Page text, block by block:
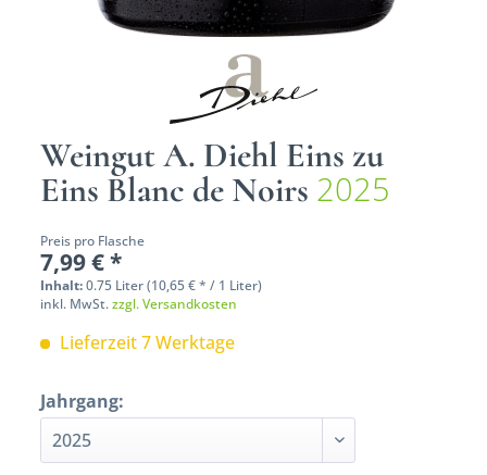
Weingut A. Diehl Eins zu
Eins Blanc de Noirs 2025
Preis pro Flasche
7,99 € *
Inhalt:0.75 Liter (10,65 € * / 1 Liter)
inkl. MwSt.zzgl. Versandkosten
Lieferzeit 7 Werktage
Jahrgang: